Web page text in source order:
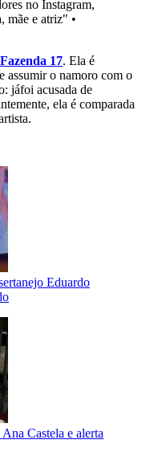
no Instagram,
mãe e atriz" •
17. Ela é
assumir o namoro com o
jáfoi acusada de
ela é comparada
Eduardo
Castela e alerta